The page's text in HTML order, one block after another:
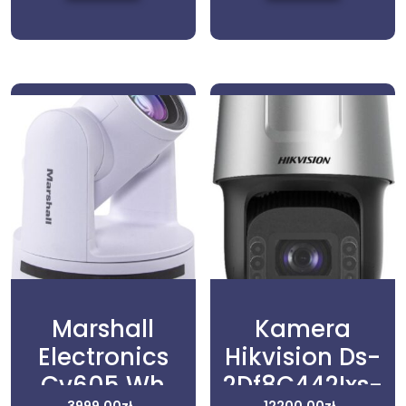
Marshall
Electronics
Cv605 Wh
Kamera
Hikvision Ds-
2Df8C442Ixs-